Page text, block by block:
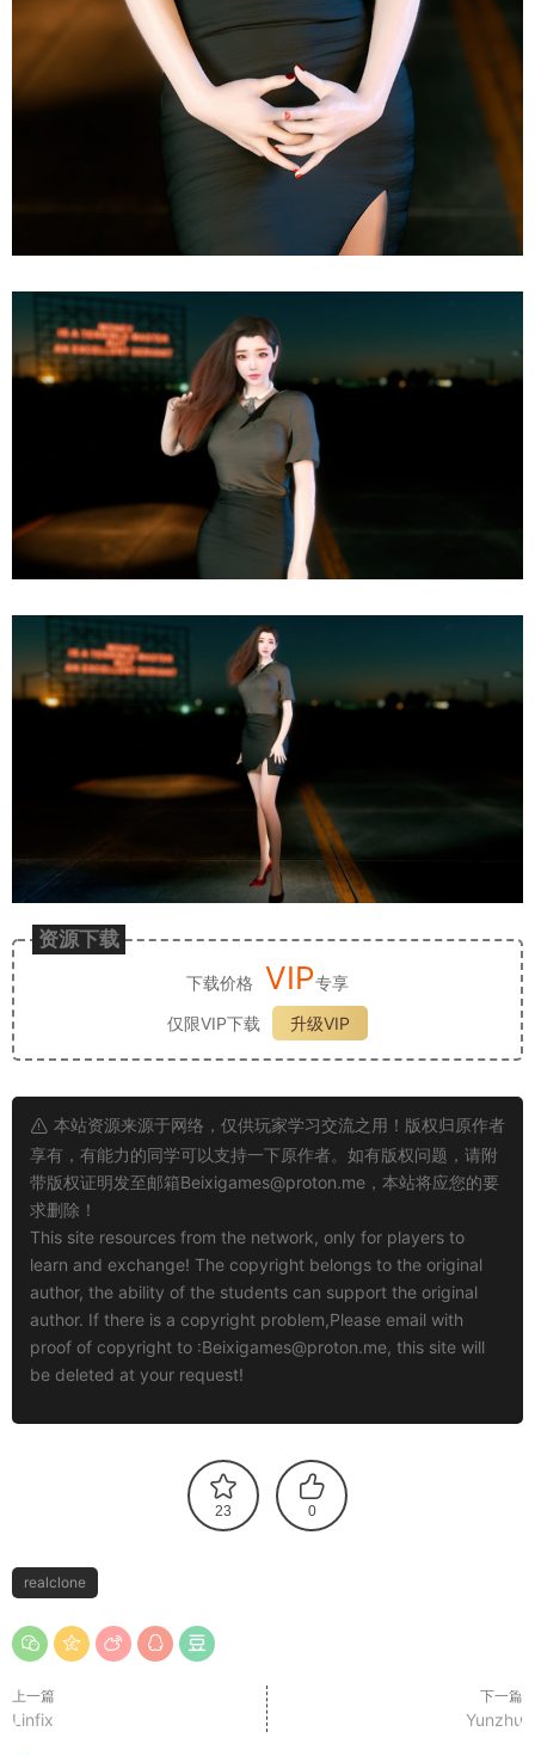
资源下载
下载价格 VIP专享
仅限VIP下载
升级VIP
本站资源来源于网络，仅供玩家学习交流之用！版权归原作者
享有，有能力的同学可以支持一下原作者。如有版权问题，请附
带版权证明发至邮箱Beixigames@proton.me ，本站将应您的要
求删除！
This site resources from the network, only for players to
learn and exchange! The copyright belongs to the original
author, the ability of the students can support the original
author. If there is a copyright problem,Please email with
proof of copyright to :Beixigames@proton.me, this site will
be deleted at your request!
23 0
realclone
上一篇
Linfix
下一篇
Yunzhu